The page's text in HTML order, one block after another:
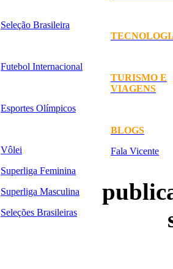
Seleção Brasileira
Futebol Internacional
Esportes Olímpicos
Vôlei
Superliga Feminina
Superliga Masculina
Seleções Brasileiras
TURISMO E
VIAGENS
BLOGS
Fala Vicente